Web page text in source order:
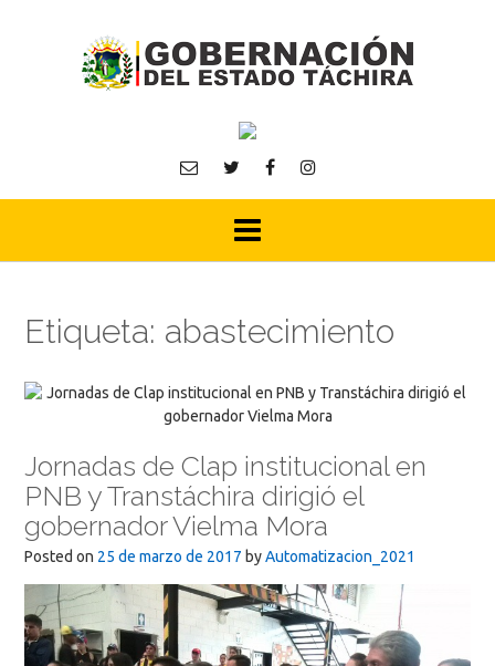
Etiqueta: abastecimiento
Jornadas de Clap institucional en
PNB y Transtáchira dirigió el
gobernador Vielma Mora
Posted on 25 de marzo de 2017 byAutomatizacion_2021